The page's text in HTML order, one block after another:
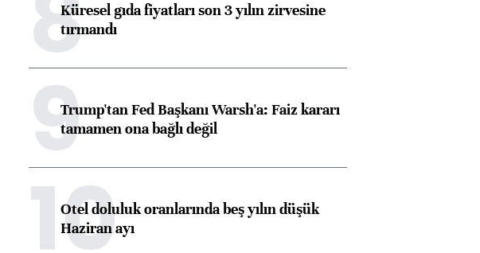
Küresel gıda fiyatları son 3 yılın zirvesine
tırmandı
9Trump'tan Fed Başkanı Warsh'a: Faiz kararı
tamamen ona bağlı değil
10
Otel doluluk oranlarında beş yılın düşük
Haziran ayı